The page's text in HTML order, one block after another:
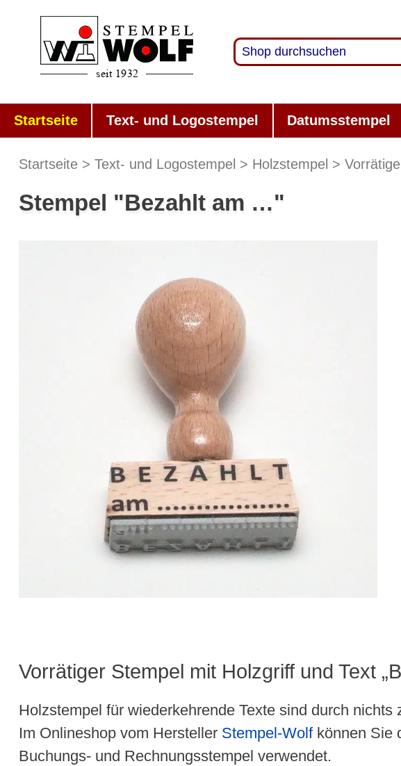
Startseite Text- und Logostempel Datumsstempel
Startseite Text- und Logostempel Holzstempel
Stempel "Bezahlt am …"
Vorrätiger Stempel mit Holzgriff und Text
Holzstempel für wiederkehrende Texte sind durch
Im Onlineshop vom Hersteller Stempel-Wolfkönnen Sie
Buchungs- und Rechnungsstempel verwendet.